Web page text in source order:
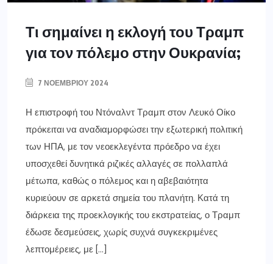
Τι σημαίνει η εκλογή του Τραμπ
για τον πόλεμο στην Ουκρανία;
7 ΝΟΕΜΒΡΊΟΥ 2024
Η επιστροφή του Ντόναλντ Τραμπ στον Λευκό Οίκο
πρόκειται να αναδιαμορφώσει την εξωτερική πολιτική
των ΗΠΑ, με τον νεοεκλεγέντα πρόεδρο να έχει
υποσχεθεί δυνητικά ριζικές αλλαγές σε πολλαπλά
μέτωπα, καθώς ο πόλεμος και η αβεβαιότητα
κυριεύουν σε αρκετά σημεία του πλανήτη. Κατά τη
διάρκεια της προεκλογικής του εκστρατείας, ο Τραμπ
έδωσε δεσμεύσεις, χωρίς συχνά συγκεκριμένες
λεπτομέρειες, με […]